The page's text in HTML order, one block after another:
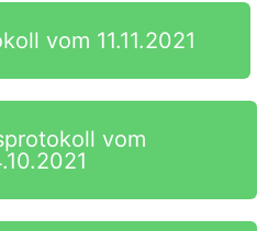
vom 11.11.2021
vom